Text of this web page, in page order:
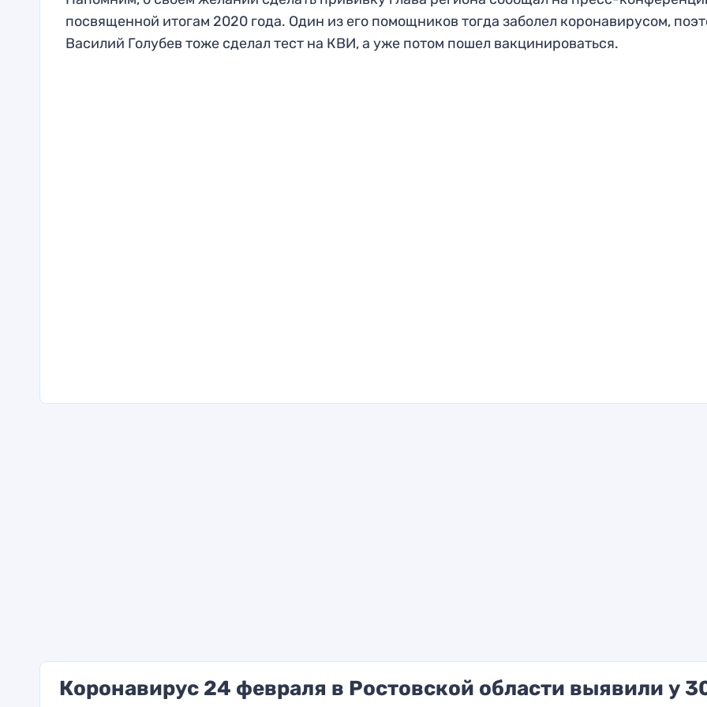
посвященной итогам 2020 года. Один из его помощников тогда заболел коронавирусом,
Василий Голубев тоже сделал тест на КВИ, а уже потом пошел вакцинироваться.
Коронавирус 24 февраля в Ростовской области выявили у